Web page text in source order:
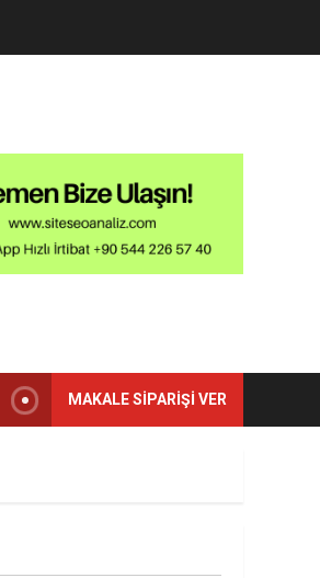
MAKALE SIPARIŞI VER